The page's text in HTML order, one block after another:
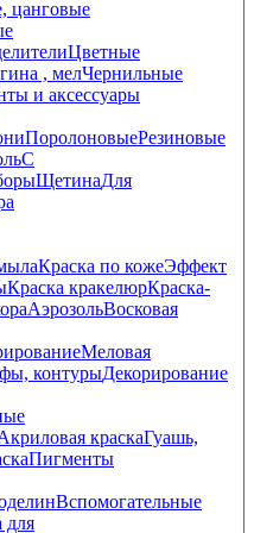
цанговые
Цветные
, мелЧернильные
и аксессуары
ПоролоновыеРезиновые
С
ЩетинаДля
Краска по кожеЭффект
Краска кракелюрКраска-
АэрозольВосковая
Меловая
контурыДекорирование
краскаГуашь,
Пигменты
Вспомогательные
для